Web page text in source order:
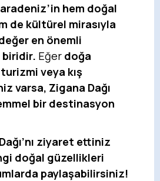
hem doğal
de kültürel mirasıyla
en önemli
biridir. Eğer doğa
veya kış
varsa, Zigana Dağı
bir destinasyon
ziyaret ettiniz
doğal güzellikleri
paylaşabilirsiniz!